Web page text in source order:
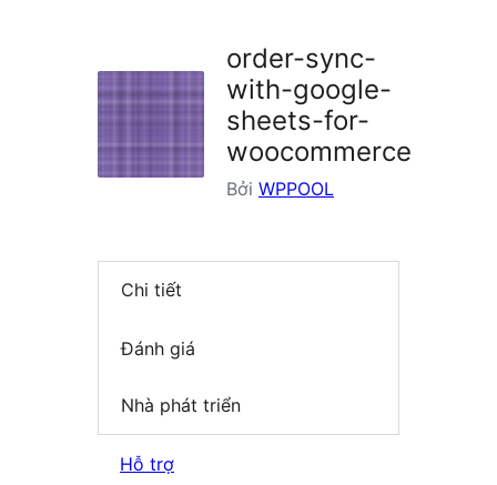
order-sync-
with-google-
sheets-for-
woocommerce
Bởi WPPOOL
Chi tiết
Đánh giá
Nhà phát triển
Hỗ trợ